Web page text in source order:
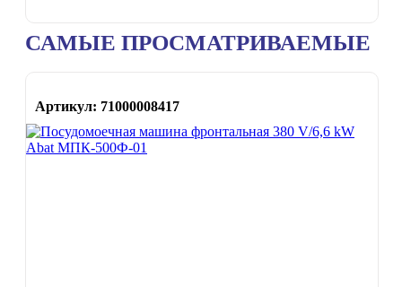
САМЫЕ ПРОСМАТРИВАЕМЫЕ
Артикул: 71000008417